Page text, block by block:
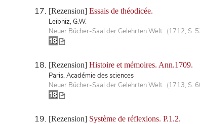
[Rezension] Essais de théodicée.
Leibniz, G.W.
Neuer Bücher-Saal der Gelehrten Welt. (1712, S.
[Rezension] Histoire et mémoires. Ann.1709.
Paris, Académie des sciences
Neuer Bücher-Saal der Gelehrten Welt. (1713, S.
[Rezension] Système de réflexions. P.1.2.